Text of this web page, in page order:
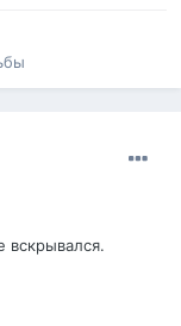
вскрывался.